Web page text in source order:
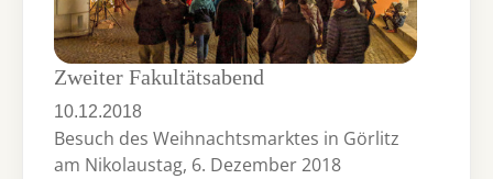
Zweiter Fakultätsabend
10.12.2018
Besuch des Weihnachtsmarktes in Görlitz
am Nikolaustag, 6. Dezember 2018